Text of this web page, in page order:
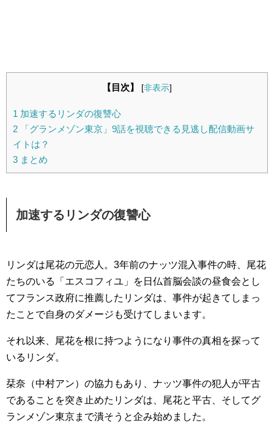
【目次】 [非表示]
1 加速するリンダの復讐心
2 「グランメゾン東京」9話を視聴できる見逃し配信動画サ
イトは？
3 まとめ
加速するリンダの復讐心
リンダは尾花の元恋人。3年前のナッツ混入事件の時、尾花
たちのいる「エスコフィユ」を日仏首脳会談の昼食会とし
てフランス政府に推薦したリンダは、事件が起きてしまっ
たことで自身のダメージも受けてしまいます。
それ以来、尾花を根に持つようになり事件の真相を探って
いるリンダ。
栞奈（中村アン）の協力もあり、ナッツ事件の犯人が平古
であることを突き止めたリンダは、尾花と平古、そしてグ
ランメゾン東京まで潰そうと企み始めました。